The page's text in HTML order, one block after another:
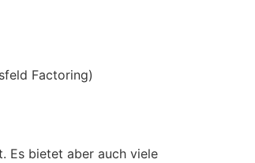
Factoring)
Es bietet aber auch viele